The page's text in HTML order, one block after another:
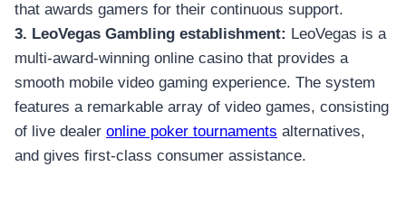
that awards gamers for their continuous support.
3. LeoVegas Gambling establishment: LeoVegas is a
multi-award-winning online casino that provides a
smooth mobile video gaming experience. The system
features a remarkable array of video games, consisting
of live dealer online poker tournaments alternatives,
and gives first-class consumer assistance.